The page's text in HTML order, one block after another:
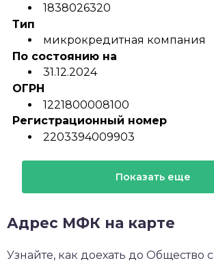
1838026320
Тип
микрокредитная компания
По состоянию на
31.12.2024
ОГРН
1221800008100
Регистрационный номер
2203394009903
Показать еще
Адрес МФК на карте
Узнайте, как доехать до Общество с